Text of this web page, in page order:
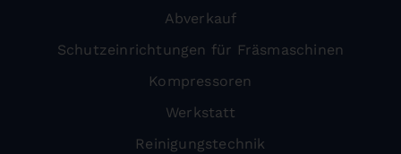
Abverkauf
Schutzeinrichtungen für Fräsmaschinen
Kompressoren
Werkstatt
Reinigungstechnik